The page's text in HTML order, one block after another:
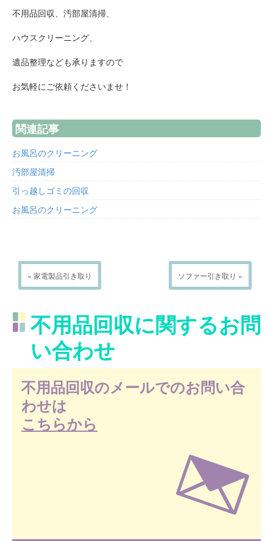
不用品回収、汚部屋清掃、
ハウスクリーニング、
遺品整理なども承りますので
お気軽にご依頼くださいませ！
関連記事
お風呂のクリーニング
汚部屋清掃
引っ越しゴミの回収
お風呂のクリーニング
« 家電製品引き取り ソファー引き取り »
不用品回収に関するお問
い合わせ
不用品回収のメールでのお問い合
わせは
こちらから